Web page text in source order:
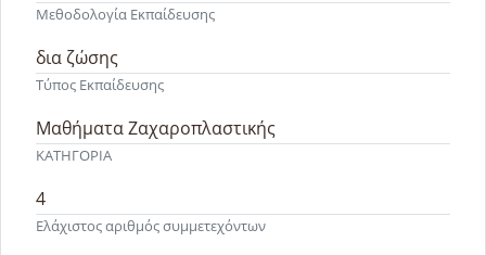
Μεθοδολογία Εκπαίδευσης
Τύπος Εκπαίδευσης
δια ζώσης
ΚΑΤΗΓΟΡΙΑ
Μαθήματα Ζαχαροπλαστικής
Ελάχιστος αριθμός συμμετεχόντων
4